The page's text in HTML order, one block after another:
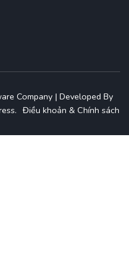
Company | Developed By
. Điều khoản & Chính sách